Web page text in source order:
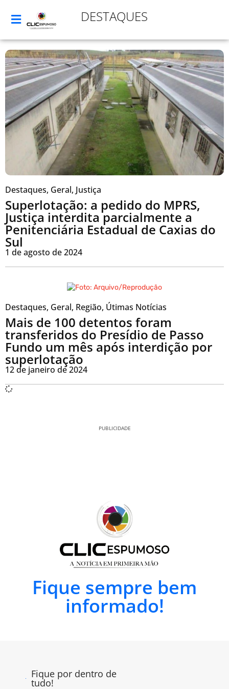
DESTAQUES
Destaques, Geral, Justiça
Superlotação: a pedido do MPRS,
Justiça interdita parcialmente a
Penitenciária Estadual de Caxias do
Sul
1 de agosto de 2024
Destaques, Geral, Região, Útimas Notícias
Mais de 100 detentos foram
transferidos do Presídio de Passo
Fundo um mês após interdição por
superlotação
12 de janeiro de 2024
PUBLICIDADE
Fique sempre bem
informado!
Fique por dentro de
tudo!